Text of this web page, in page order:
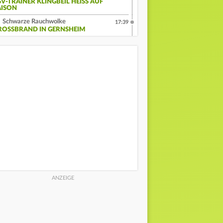
TRAINER KLINGBEIL HEISS AUF S
Schwarze Rauchwolke
IN GERNSHEIM
17:39